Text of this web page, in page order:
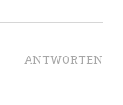
ANTWORTEN